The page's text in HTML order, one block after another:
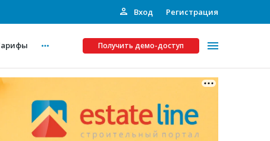
Вход Регистрация
Получить демо-доступ
Платные услуги
Рекламодателям